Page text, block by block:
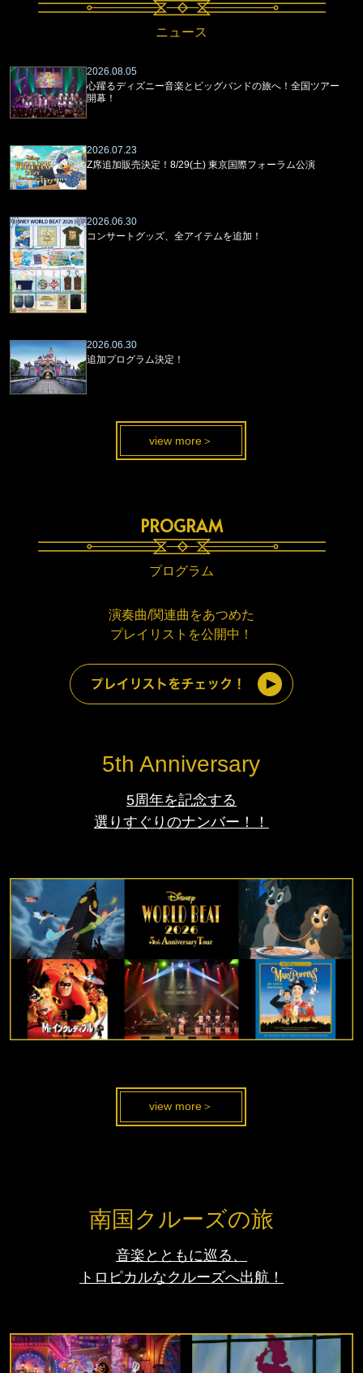
ニュース
2026.08.05
心躍るディズニー音楽とビッグバンドの旅へ！全国ツアー
開幕！
2026.07.23
Z席追加販売決定！8/29(土) 東京国際フォーラム公演
2026.06.30
コンサートグッズ、全アイテムを追加！
2026.06.30
追加プログラム決定！
view more＞
PROGRAM
プログラム
演奏曲/関連曲をあつめた
プレイリストを公開中！
5th Anniversary
5周年を記念する
選りすぐりのナンバー！！
view more＞
南国クルーズの旅
音楽とともに巡る、
トロピカルなクルーズへ出航！